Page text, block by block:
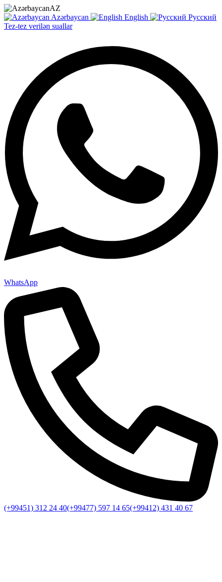
AZ
Azərbaycan
English
Русский
Tez-tez verilən suallar
WhatsApp
(+99451) 312 24 40(+99477) 597 14 65(+99412) 431 40 67